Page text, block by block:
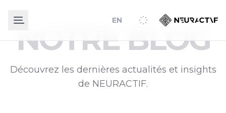
EN
NOTRE BLOG
Découvrez les dernières actualités et insights
de NEURACTIF.